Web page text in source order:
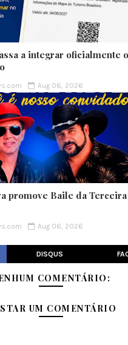
a integrar oficialmente
Aug 06, 2026
promove Baile da
Aug 06, 2026
DISQUS
COMENTÁRIO:
UM COMENTÁRIO